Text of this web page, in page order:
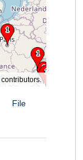
contributors.
File